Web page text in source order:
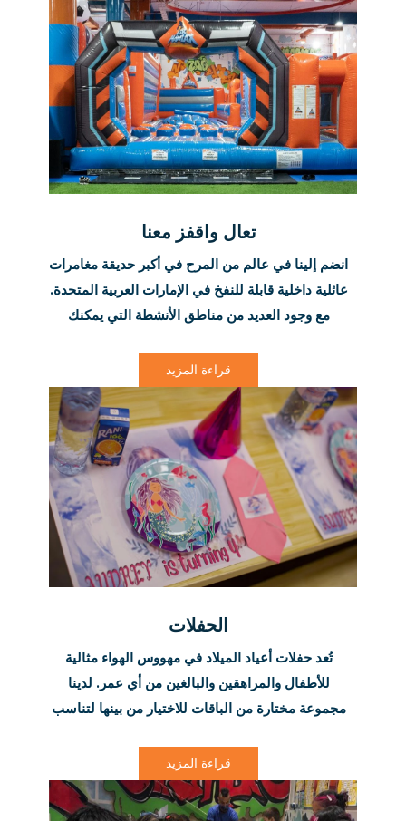
تعال واقفز معنا
انضم إلينا في عالم من المرح في أكبر حديقة مغامرات
عائلية داخلية قابلة للنفخ في الإمارات العربية المتحدة.
مع وجود العديد من مناطق الأنشطة التي يمكنك
قراءة المزيد
الحفلات
تُعد حفلات أعياد الميلاد في مهووس الهواء مثالية
للأطفال والمراهقين والبالغين من أي عمر. لدينا
مجموعة مختارة من الباقات للاختيار من بينها لتناسب
الميلاد الفضية أو أردت أن تجعلها مميزة للغاية مع
خيارنا الماسي، فإننا نعدك ببذل جهد إضافي لجعل
حفلة عيد ميلاد طفلك تجربة فريدة لا تُنسى.
قراءة المزيد